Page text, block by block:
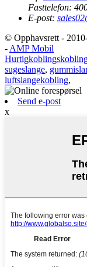
Fasttelefon:
E-post:
© Opphavsrett -
- AMP Mobil
sugeslange,
luftslangekobling,
Send e-post
x